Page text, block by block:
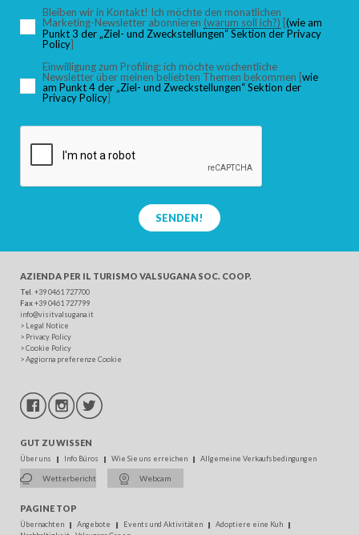
SUCHEN
Bleiben wir in Kontakt! Ich möchte den monatlichen
Marketing-Newsletter abonnieren (warum soll ich?) [(wie am
Punkt 3 der „Ziel- und Zweckstellungen“ Sektion der Privacy
Policy]
Einwilligung zum Profiling: ich möchte wöchentliche
Newsletter über meinen beliebten Themen bekommen [wie
am Punkt 4 der „Ziel- und Zweckstellungen“ Sektion der
Privacy Policy]
SENDEN!
AZIENDA PER IL TURISMO VALSUGANA SOC. COOP.
Tel . +39 0461 727700
Fax+39 0461 727799
info@visitvalsugana.it
> Legal Notice
> Privacy Policy
>Cookie Policy
>Aggiorna preferenze Cookie
GUT ZU WISSEN
Über uns Info Büros Wie Sie uns erreichen Allgemeine Verkaufsbedingungen
Wetterbericht Webcam
PAGINE TOP
Übernachten Angebote Events und Aktivitäten
Adoptiere eine Kuh